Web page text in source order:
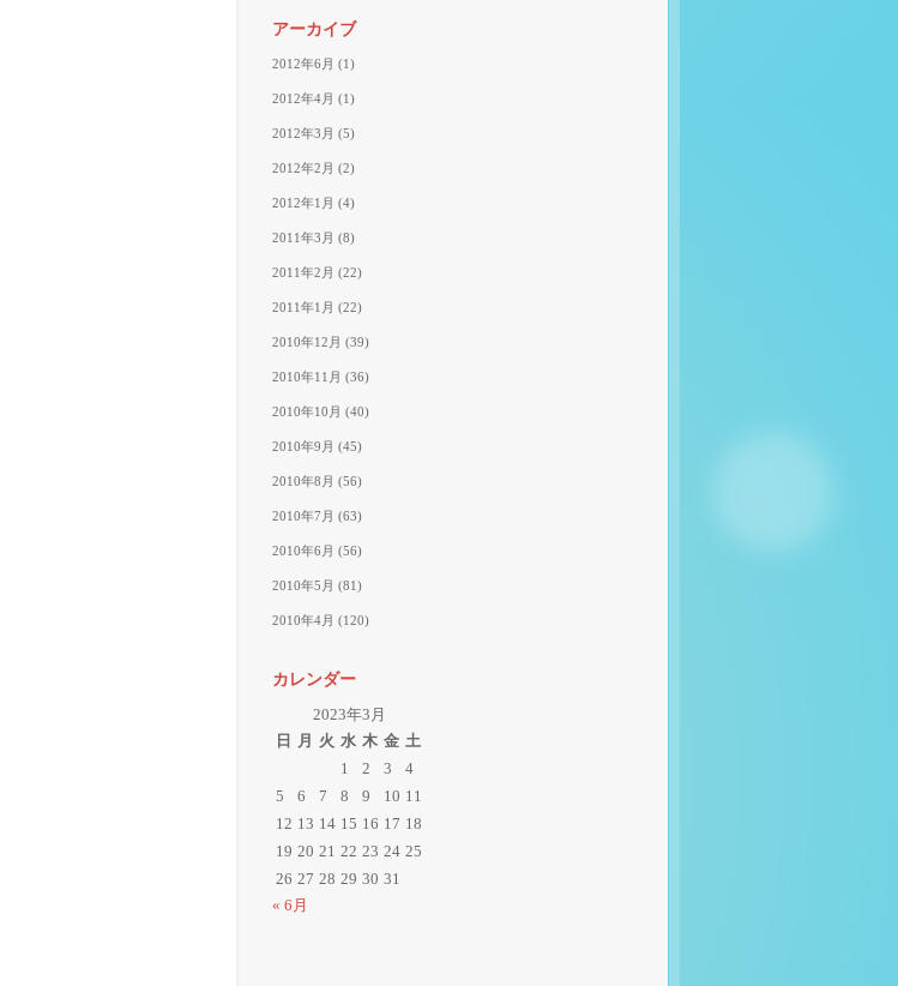
アーカイブ
2012年6月 (1)
2012年4月 (1)
2012年3月 (5)
2012年2月 (2)
2012年1月 (4)
2011年3月 (8)
2011年2月 (22)
2011年1月 (22)
2010年12月 (39)
2010年11月 (36)
2010年10月 (40)
2010年9月 (45)
2010年8月 (56)
2010年7月 (63)
2010年6月 (56)
2010年5月 (81)
2010年4月 (120)
カレンダー
2023年3月
日
月 火 水 木 金 土
1
2 3
4
5
6 7 8 9 10 11
12 13 14 15 16 17 18
19 20 21 22 23 24 25
26 27 28 29 30 31
« 6月